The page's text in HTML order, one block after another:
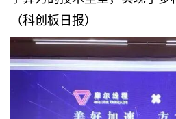
（科创板日报）